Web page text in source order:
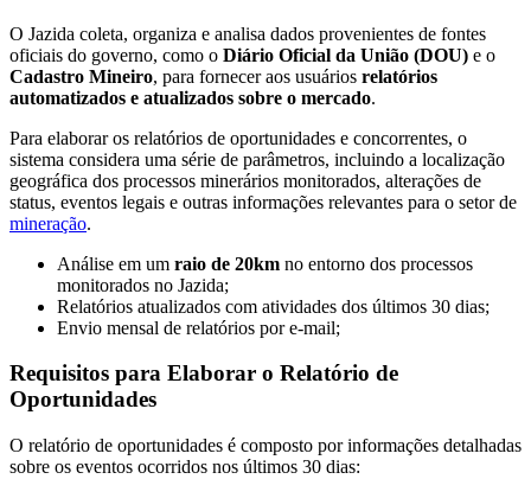
O Jazida coleta, organiza e analisa dados provenientes de fontes
oficiais do governo, como o Diário Oficial da União (DOU) e o
Cadastro Mineiro, para fornecer aos usuários relatórios
automatizados e atualizados sobre o mercado.
Para elaborar os relatórios de oportunidades e concorrentes, o
sistema considera uma série de parâmetros, incluindo a localização
geográfica dos processos minerários monitorados, alterações de
status, eventos legais e outras informações relevantes para o setor de
mineração.
Análise em um raio de 20km no entorno dos processos
monitorados no Jazida;
Relatórios atualizados com atividades dos últimos 30 dias;
Envio mensal de relatórios por e-mail;
Requisitos para Elaborar o Relatório de
Oportunidades
O relatório de oportunidades é composto por informações detalhadas
sobre os eventos ocorridos nos últimos 30 dias: